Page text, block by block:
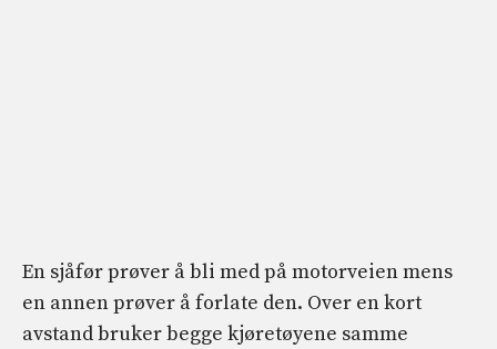
En sjåfør prøver å bli med på motorveien mens
en annen prøver å forlate den. Over en kort
avstand bruker begge kjøretøyene samme